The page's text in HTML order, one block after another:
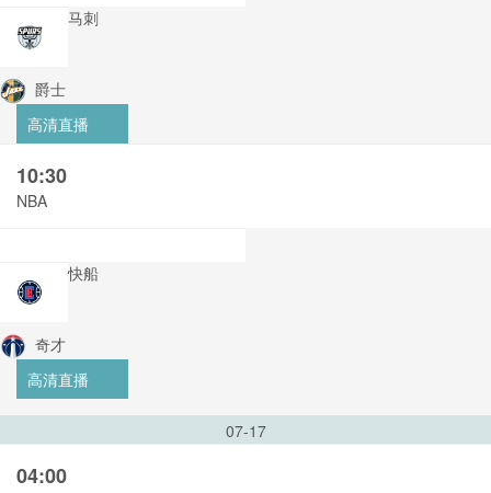
马刺
爵士
高清直播
10:30
NBA
快船
奇才
高清直播
07-17
04:00